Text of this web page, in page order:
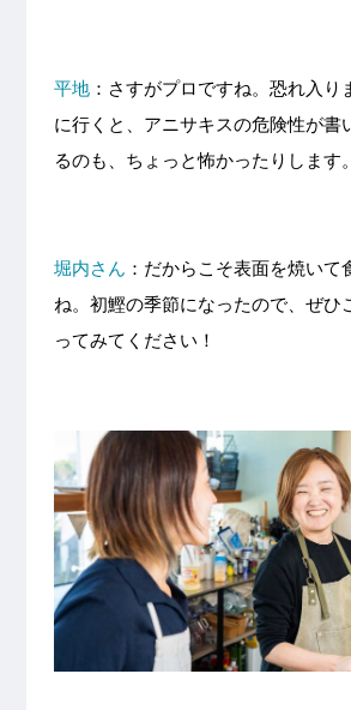
平地：さすがプロですね。恐れ入り
に行くと、アニサキスの危険性が書
るのも、ちょっと怖かったりします。
堀内さん ：だからこそ表面を焼いて
ね。初鰹の季節になったので、ぜひ
ってみてください！